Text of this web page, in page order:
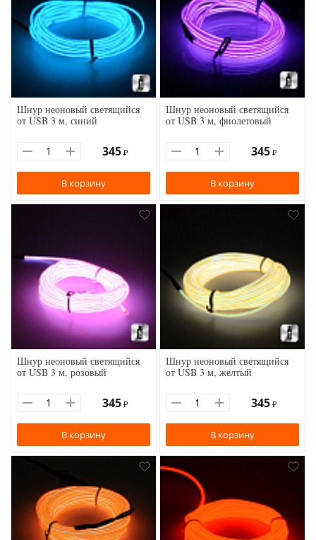
Шнур неоновый светящийся
от USB 3 м, синий
345 ₽
В корзину
Шнур неоновый светящийся
от USB 3 м, фиолетовый
345 ₽
В корзину
Шнур неоновый светящийся
от USB 3 м, розовый
345 ₽
В корзину
Шнур неоновый светящийся
от USB 3 м, желтый
345 ₽
В корзину